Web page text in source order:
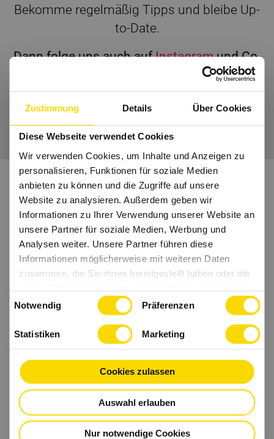
Zustimmung Details Über Cookies
Diese Webseite verwendet Cookies
Wir verwenden Cookies, um Inhalte und Anzeigen zu
personalisieren, Funktionen für soziale Medien
anbieten zu können und die Zugriffe auf unsere
Website zu analysieren. Außerdem geben wir
Informationen zu Ihrer Verwendung unserer Website an
unsere Partner für soziale Medien, Werbung und
Analysen weiter. Unsere Partner führen diese
Informationen möglicherweise mit weiteren Daten
zusammen, die Sie ihnen bereitgestellt haben oder die
haben.
Notwendig Präferenzen
Statistiken Marketing
Cookies zulassen
Auswahl erlauben
Nur notwendige Cookies
Bekomme regelmäßig Tipps und bleibe Up-
to-Date.
Dann folge uns auch aufInstagramund Co.
Wir freuen uns auf Dich.